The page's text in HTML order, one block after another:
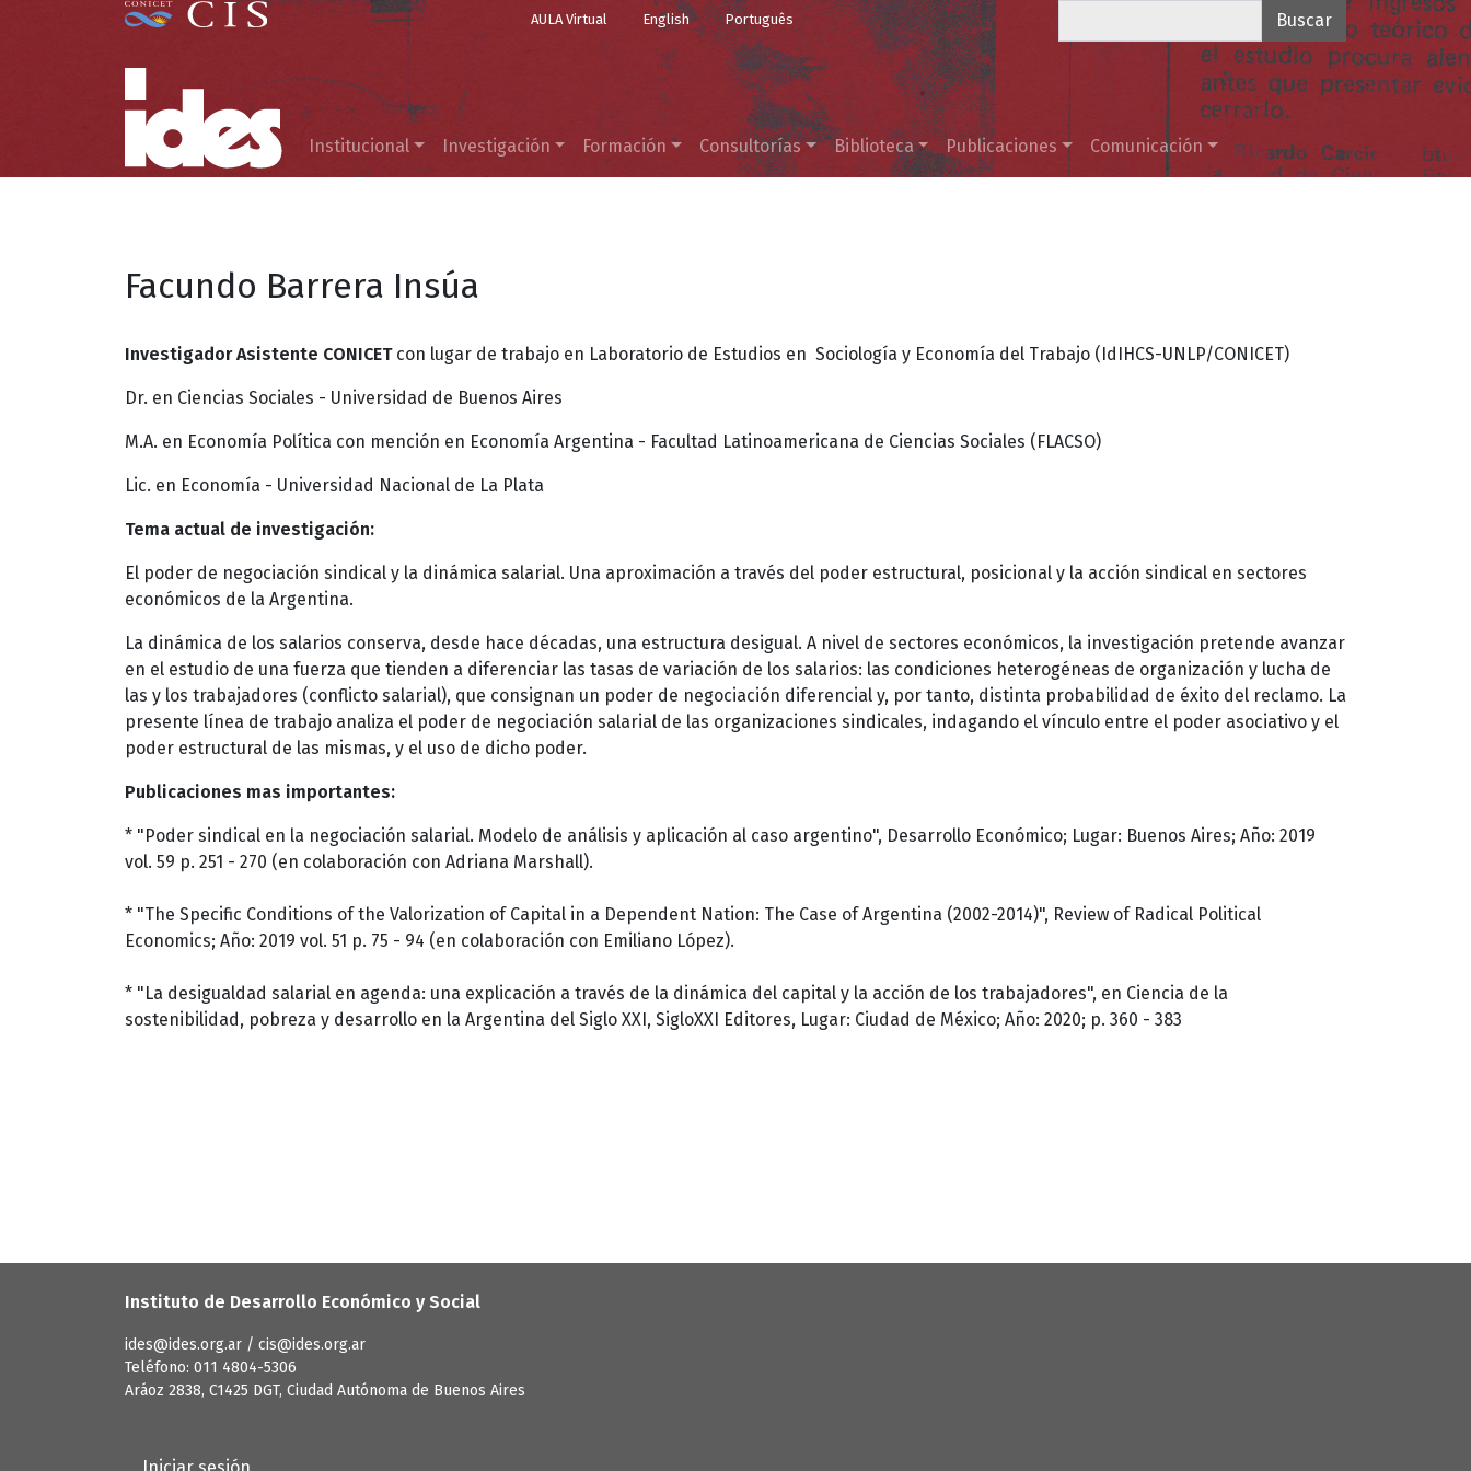
Pasar al contenido principal
Top Menu
AULA Virtual English Português
Menú principal
Institucional Investigación Formación Consultorías Biblioteca Publicaciones Comunicación
Facundo Barrera Insúa
Investigador Asistente CONICETcon lugar de trabajo en Laboratorio de Estudios en Sociología y Economía del Trabajo (IdIHCS-UNLP/CONICET)
Dr. en Ciencias Sociales - Universidad de Buenos Aires
M.A. en Economía Política con mención en Economía Argentina - Facultad Latinoamericana de Ciencias Sociales (FLACSO)
Lic. en Economía - Universidad Nacional de La Plata
Tema actual de investigación:
El poder de negociación sindical y la dinámica salarial. Una aproximación a través del poder estructural, posicional y la acción sindical en sectores
económicos de la Argentina.
La dinámica de los salarios conserva, desde hace décadas, una estructura desigual. A nivel de sectores económicos, la investigación pretende avanzar
en el estudio de una fuerza que tienden a diferenciar las tasas de variación de los salarios: las condiciones heterogéneas de organización y lucha de
las y los trabajadores (conflicto salarial), que consignan un poder de negociación diferencial y, por tanto, distinta probabilidad de éxito del reclamo. La
presente línea de trabajo analiza el poder de negociación salarial de las organizaciones sindicales, indagando el vínculo entre el poder asociativo y el
poder estructural de las mismas, y el uso de dicho poder.
Publicaciones mas importantes:
* "Poder sindical en la negociación salarial. Modelo de análisis y aplicación al caso argentino", Desarrollo Económico; Lugar: Buenos Aires; Año: 2019
vol. 59 p. 251 - 270 (en colaboración con Adriana Marshall).
* "The Specific Conditions of the Valorization of Capital in a Dependent Nation: The Case of Argentina (2002-2014)", Review of Radical Political
Economics; Año: 2019 vol. 51 p. 75 - 94 (en colaboración con Emiliano López).
* "La desigualdad salarial en agenda: una explicación a través de la dinámica del capital y la acción de los trabajadores", en Ciencia de la
sostenibilidad, pobreza y desarrollo en la Argentina del Siglo XXI, SigloXXI Editores, Lugar: Ciudad de México; Año: 2020; p. 360 - 383
Instituto de Desarrollo Económico y Social
ides@ides.org.ar / cis@ides.org.ar
Teléfono: 011 4804-5306
Aráoz 2838, C1425 DGT, Ciudad Autónoma de Buenos Aires